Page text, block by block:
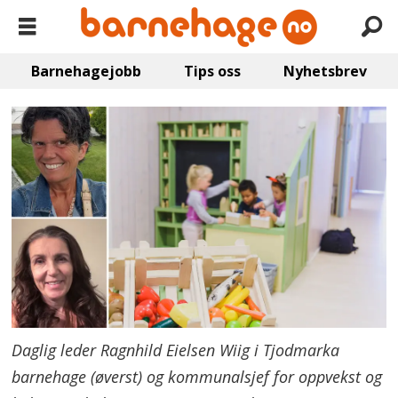
Barnehagejobb Tips oss Nyhetsbrev
Daglig leder Ragnhild Eielsen Wiig i Tjodmarka
barnehage (øverst) og kommunalsjef for oppvekst og